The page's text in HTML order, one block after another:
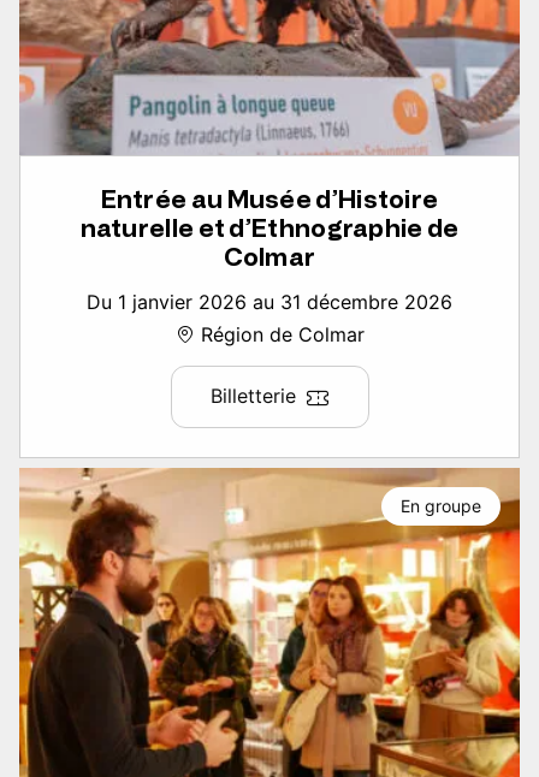
Entrée au Musée d’Histoire
naturelle et d’Ethnographie de
Colmar
Du 1 janvier 2026 au 31 décembre 2026
Région de Colmar
Billetterie
En groupe